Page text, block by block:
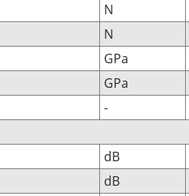
N
N
GPa
GPa
-
dB
dB